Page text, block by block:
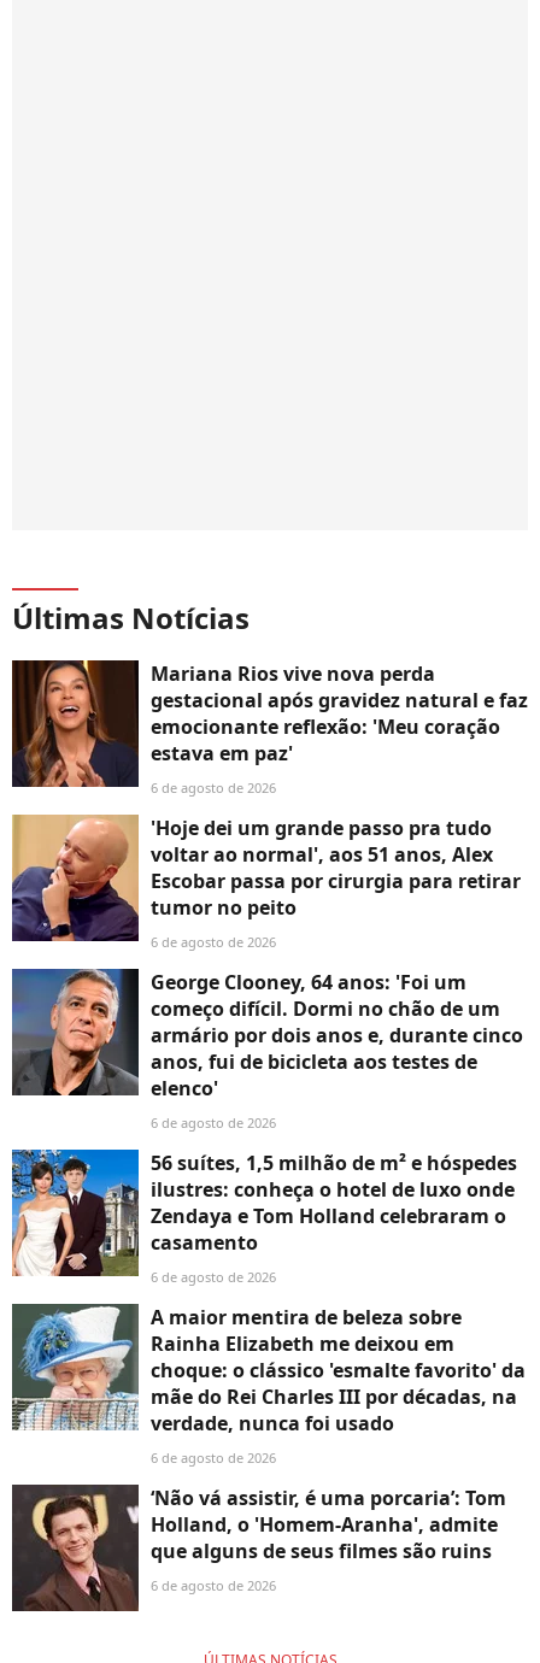
Últimas Notícias
Mariana Rios vive nova perda
gestacional após gravidez natural e faz
emocionante reflexão: 'Meu coração
estava em paz'
6 de agosto de 2026
'Hoje dei um grande passo pra tudo
voltar ao normal', aos 51 anos, Alex
Escobar passa por cirurgia para retirar
tumor no peito
6 de agosto de 2026
George Clooney, 64 anos: 'Foi um
começo difícil. Dormi no chão de um
armário por dois anos e, durante cinco
anos, fui de bicicleta aos testes de
elenco'
6 de agosto de 2026
56 suítes, 1,5 milhão de m² e hóspedes
ilustres: conheça o hotel de luxo onde
Zendaya e Tom Holland celebraram o
casamento
6 de agosto de 2026
A maior mentira de beleza sobre
Rainha Elizabeth me deixou em
choque: o clássico 'esmalte favorito' da
mãe do Rei Charles III por décadas, na
verdade, nunca foi usado
6 de agosto de 2026
‘Não vá assistir, é uma porcaria’: Tom
Holland, o 'Homem-Aranha', admite
que alguns de seus filmes são ruins
6 de agosto de 2026